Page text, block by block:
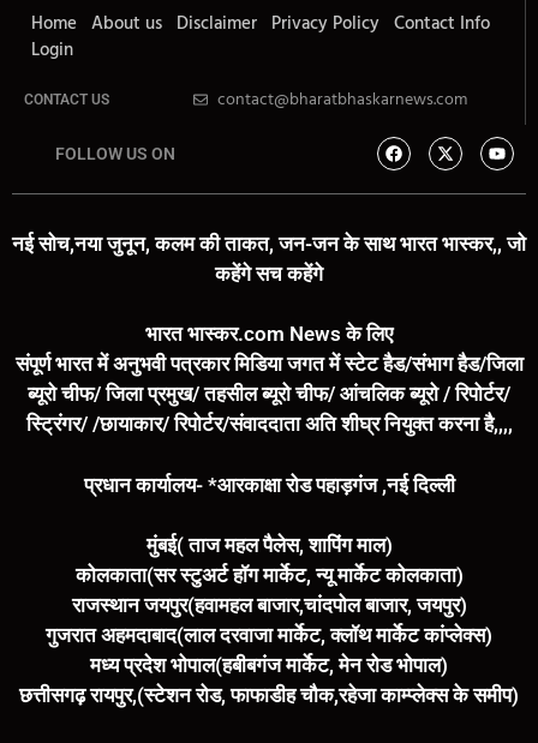
Home About us Disclaimer Privacy Policy Contact Info
Login
CONTACT US contact@bharatbhaskarnews.com
FOLLOW US ON
नई सोच,नया जुनून, कलम की ताकत, जन-जन के साथ भारत भास्कर,, जो
कहेंगे सच कहेंगे
भारत भास्कर.com News के लिए
संपूर्ण भारत में अनुभवी पत्रकार मिडिया जगत में स्टेट हैड/संभाग हैड/जिला
ब्यूरो चीफ/ जिला प्रमुख/ तहसील ब्यूरो चीफ/ आंचलिक ब्यूरो / रिपोर्टर/
स्ट्रिंगर/ /छायाकार/ रिपोर्टर/संवाददाता अति शीघ्र नियुक्त करना है,,,,
प्रधान कार्यालय- *आरकाक्षा रोड पहाड़गंज ,नई दिल्ली
मुंबई( ताज महल पैलेस, शापिंग माल)
कोलकाता(सर स्टुअर्ट हॉग मार्केट, न्यू मार्केट कोलकाता)
राजस्थान जयपुर(हवामहल बाजार,चांदपोल बाजार, जयपुर)
गुजरात अहमदाबाद(लाल दरवाजा मार्केट, क्लॉथ मार्केट कांप्लेक्स)
मध्य प्रदेश भोपाल(हबीबगंज मार्केट, मेन रोड भोपाल)
छत्तीसगढ़ रायपुर,(स्टेशन रोड, फाफाडीह चौक,रहेजा काम्प्लेक्स के समीप)